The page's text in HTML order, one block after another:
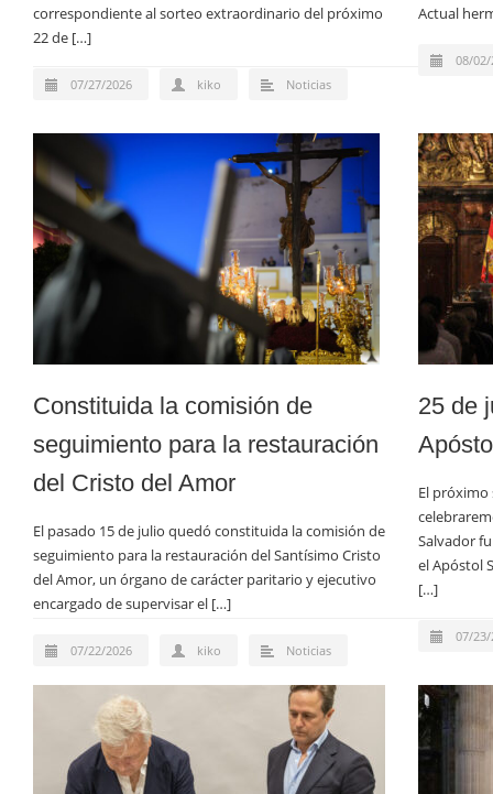
Actual
08/02/
correspondiente al sorteo extraordinario del próximo
22 de […]
07/27/2026 kiko Noticias
25 de
El próximo
Salvador
el Apóstol
[…]
07/23/
Constituida la comisión de
seguimiento para la restauración
del Cristo del Amor
El pasado 15 de julio quedó constituida la comisión de
seguimiento para la restauración del Santísimo Cristo
del Amor, un órgano de carácter paritario y ejecutivo
encargado de supervisar el […]
07/22/2026 kiko Noticias